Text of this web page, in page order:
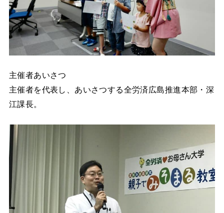
主催者あいさつ
主催者を代表し、あいさつする全労済広島推進本部・深
江課長。